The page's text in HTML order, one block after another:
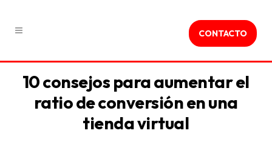
CONTACTO
10 consejos para aumentar el
ratio de conversión en una
tienda virtual